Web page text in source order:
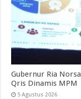
Gubernur Ria
Qris Dinamis MPM
5 Agustus 2026